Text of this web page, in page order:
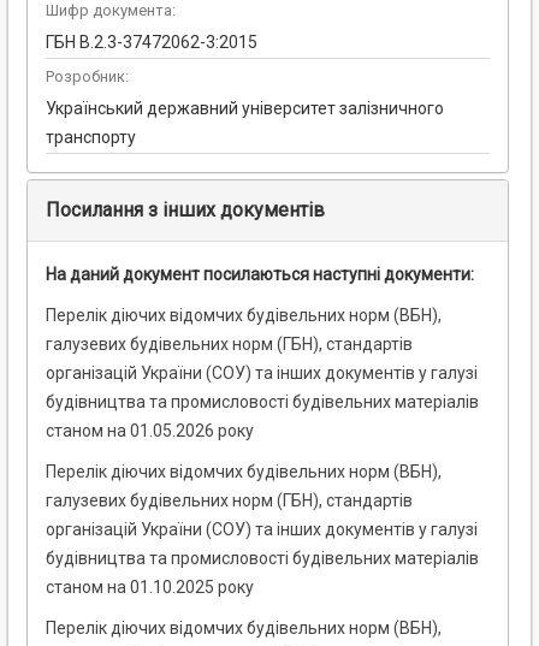
Шифр документа:
ГБН В.2.3-37472062-3:2015
Розробник:
Український державний університет залізничного
транспорту
Посилання з інших документів
На даний документ посилаються наступні документи:
Перелік діючих відомчих будівельних норм (ВБН),
галузевих будівельних норм (ГБН), стандартів
організацій України (СОУ) та інших документів у галузі
будівництва та промисловості будівельних матеріалів
станом на 01.05.2026 року
Перелік діючих відомчих будівельних норм (ВБН),
галузевих будівельних норм (ГБН), стандартів
організацій України (СОУ) та інших документів у галузі
будівництва та промисловості будівельних матеріалів
станом на 01.10.2025 року
Перелік діючих відомчих будівельних норм (ВБН),